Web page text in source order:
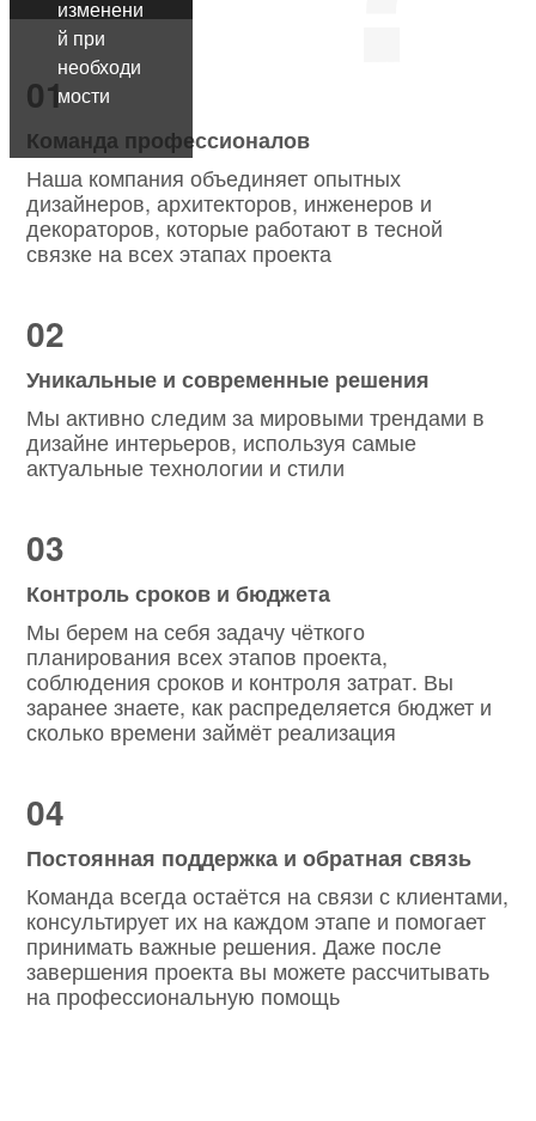
изменени
й при
необходи
мости
01
Команда профессионалов
Наша компания объединяет опытных
дизайнеров, архитекторов, инженеров и
декораторов, которые работают в тесной
связке на всех этапах проекта
02
Уникальные и современные решения
Мы активно следим за мировыми трендами в
дизайне интерьеров, используя самые
актуальные технологии и стили
03
Контроль сроков и бюджета
Мы берем на себя задачу чёткого
планирования всех этапов проекта,
соблюдения сроков и контроля затрат. Вы
заранее знаете, как распределяется бюджет и
сколько времени займёт реализация
04
Постоянная поддержка и обратная связь
Команда всегда остаётся на связи с клиентами,
консультирует их на каждом этапе и помогает
принимать важные решения. Даже после
завершения проекта вы можете рассчитывать
на профессиональную помощь